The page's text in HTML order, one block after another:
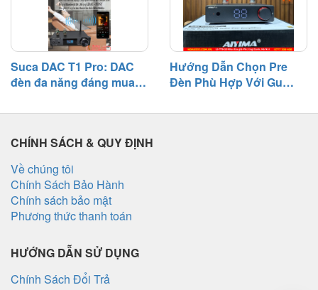
Suca DAC T1 Pro: DAC
đèn đa năng đáng mua
Hướng Dẫn Chọn Pre
Đèn Phù Hợp Với Gu
CHÍNH SÁCH & QUY ĐỊNH
Về chúng tôi
Chính Sách Bảo Hành
Chính sách bảo mật
Phương thức thanh toán
HƯỚNG DẪN SỬ DỤNG
Chính Sách Đổi Trả